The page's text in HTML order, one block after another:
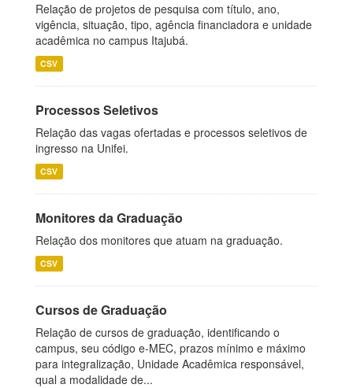
Relação de projetos de pesquisa com título, ano,
vigência, situação, tipo, agência financiadora e unidade
acadêmica no campus Itajubá.
CSV
Processos Seletivos
Relação das vagas ofertadas e processos seletivos de
ingresso na Unifei.
CSV
Monitores da Graduação
Relação dos monitores que atuam na graduação.
CSV
Cursos de Graduação
Relação de cursos de graduação, identificando o
campus, seu código e-MEC, prazos mínimo e máximo
para integralização, Unidade Acadêmica responsável,
qual a modalidade de...